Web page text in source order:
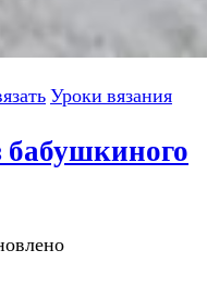
Уроки вязания